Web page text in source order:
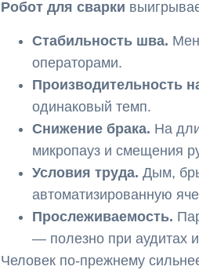
Робот для сварки
Стабильность шва.
операторами.
Производительность
одинаковый темп.
Снижение брака. На
микропауз и смещения
Условия труда. Дым,
автоматизированную
Прослеживаемость.
— полезно при аудитах
Человек по-прежнему